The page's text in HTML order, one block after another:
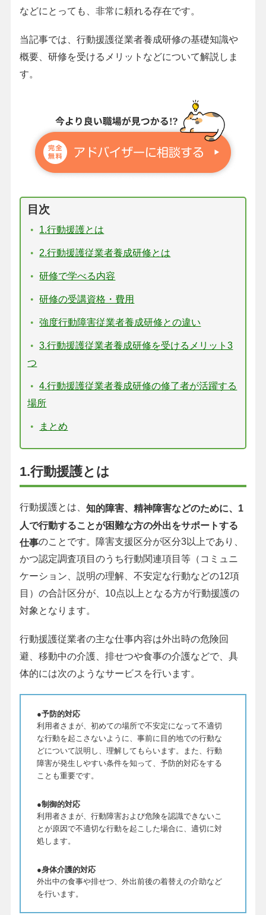
などにとっても、非常に頼れる存在です。
当記事では、行動援護従業者養成研修の基礎知識や
概要、研修を受けるメリットなどについて解説しま
す。
目次
1.行動援護とは
2.行動援護従業者養成研修とは
研修で学べる内容
研修の受講資格・費用
強度行動障害従業者養成研修との違い
3.行動援護従業者養成研修を受けるメリット3
つ
4.行動援護従業者養成研修の修了者が活躍する
場所
まとめ
1.行動援護とは
行動援護とは、 知的障害、精神障害などのために、1
人で行動することが困難な方の外出をサポートする
仕事のことです。障害支援区分が区分3以上であり、
かつ認定調査項目のうち行動関連項目等（コミュニ
ケーション、説明の理解、不安定な行動などの12項
目）の合計区分が、10点以上となる方が行動援護の
対象となります。
行動援護従業者の主な仕事内容は外出時の危険回
避、移動中の介護、排せつや食事の介護などで、具
体的には次のようなサービスを行います。
●予防的対応
利用者さまが、初めての場所で不安定になって不適切
な行動を起こさないように、事前に目的地での行動な
どについて説明し、理解してもらいます。また、行動
障害が発生しやすい条件を知って、予防的対応をする
ことも重要です。
●制御的対応
利用者さまが、行動障害および危険を認識できないこ
とが原因で不適切な行動を起こした場合に、適切に対
処します。
●身体介護的対応
外出中の食事や排せつ、外出前後の着替えの介助など
を行います。